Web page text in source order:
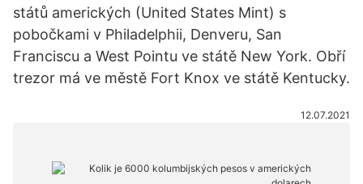
států amerických (United States Mint) s
pobočkami v Philadelphii, Denveru, San
Franciscu a West Pointu ve státě New York. Obří
trezor má ve městě Fort Knox ve státě Kentucky.
12.07.2021